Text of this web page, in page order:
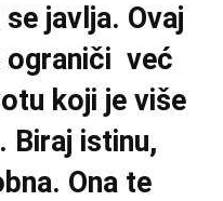
javlja. Ovaj
ograniči već
koji je više
Biraj istinu,
Ona te